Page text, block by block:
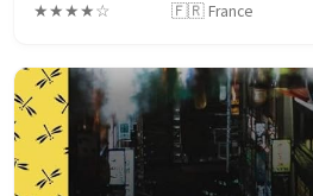
s’invite dans leur salon ou dans
★★★★☆ 🇫🇷 France